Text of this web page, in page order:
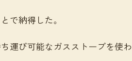
で納得した。
運び可能なガスストーブを使わ